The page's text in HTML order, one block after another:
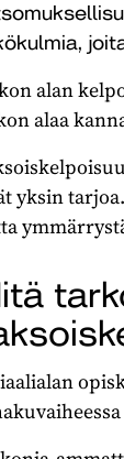
alan
alaa
yksin